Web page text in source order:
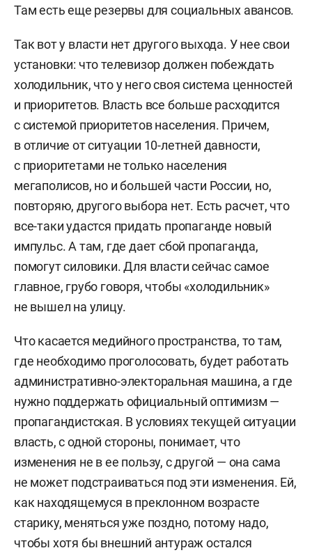
Там есть еще резервы для социальных авансов.
Так вот у власти нет другого выхода. У нее свои
установки: что телевизор должен побеждать
холодильник, что у него своя система ценностей
и приоритетов. Власть все больше расходится
с системой приоритетов населения. Причем,
в отличие от ситуации 10-летней давности,
с приоритетами не только населения
мегаполисов, но и большей части России, но,
повторяю, другого выбора нет. Есть расчет, что
все-таки удастся придать пропаганде новый
импульс. А там, где дает сбой пропаганда,
помогут силовики. Для власти сейчас самое
главное, грубо говоря, чтобы «холодильник»
не вышел на улицу.
Что касается медийного пространства, то там,
где необходимо проголосовать, будет работать
административно-электоральная машина, а где
нужно поддержать официальный оптимизм —
пропагандистская. В условиях текущей ситуации
власть, с одной стороны, понимает, что
изменения не в ее пользу, с другой — она сама
не может подстраиваться под эти изменения. Ей,
как находящемуся в преклонном возрасте
старику, меняться уже поздно, потому надо,
чтобы хотя бы внешний антураж остался